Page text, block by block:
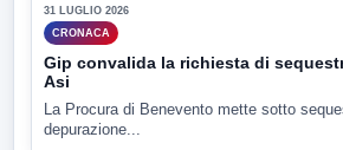
31 LUGLIO 2026
CRONACA
Gip convalida la richiesta di
Asi
La Procura di Benevento mette sotto
depurazione...